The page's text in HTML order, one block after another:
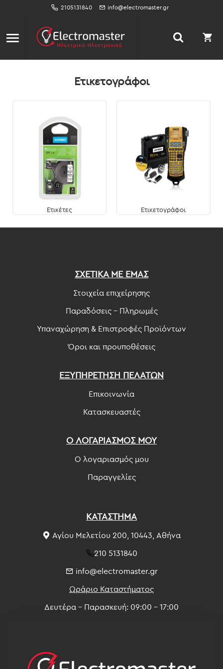
2105131840 info@electromaster.gr
Ετικετογράφοι
Ετικέτες Ετικετογράφοι
ΣΧΕΤΙΚΑ ΜΕ ΕΜΑΣ
Στοιχεία επιχείρησης
Παραδόσεις - Πληρωμές
Υπαναχώρηση & Επιστροφές Προϊόντων
Όροι και προυποθέσεις
ΕΞΥΠΗΡΕΤΗΣΗ ΠΕΛΑΤΩΝ
Επικοινωνία
Κατασκευαστές
Ο ΛΟΓΑΡΙΑΣΜΟΣ ΜΟΥ
Ο λογαριασμός μου
Παραγγελίες
ΚΑΤΑΣΤΗΜΑ
Αγίου Μελετίου 200, 10443, Αθήνα
210 5131840
info@electromaster.gr
Ωράριο Καταστήματος
Δευτέρα - Παρασκευή: 09:00 - 17:00